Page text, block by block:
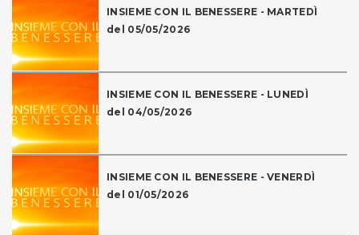
INSIEME CON IL BENESSERE - MARTEDÌ
del 05/05/2026
INSIEME CON IL BENESSERE - LUNEDÌ
del 04/05/2026
INSIEME CON IL BENESSERE - VENERDÌ
del 01/05/2026